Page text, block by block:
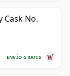
Cask No.
ENVÍO GRATIS